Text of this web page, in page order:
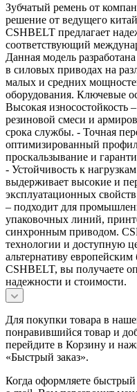
Зубчатый ремень от
решение от ведущего
CSHBELT предлагает
соответствующий
Данная модель
в силовых приводах на
малых и средних
оборудования. Ключевые
Высокая износостойкость
резиновой смеси и
срока службы. - Точная
оптимизированный
проскальзывание и
- Устойчивость к
выдерживает высокие и
эксплуатационных
– подходит для
упаковочных линий,
синхронным приводом.
технологии и доступную
альтернативу
CSHBELT, вы получаете
надежности и стоимости.
Для покупки товара в
понравившийся товар и
перейдите в Корзину и
«Быстрый заказ».
Когда оформляете